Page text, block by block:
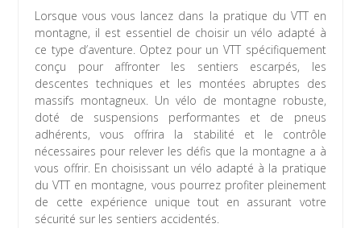
Lorsque vous vous lancez dans la pratique du VTT en
montagne, il est essentiel de choisir un vélo adapté à
ce type d’aventure. Optez pour un VTT spécifiquement
conçu pour affronter les sentiers escarpés, les
descentes techniques et les montées abruptes des
massifs montagneux. Un vélo de montagne robuste,
doté de suspensions performantes et de pneus
adhérents, vous offrira la stabilité et le contrôle
nécessaires pour relever les défis que la montagne a à
vous offrir. En choisissant un vélo adapté à la pratique
du VTT en montagne, vous pourrez profiter pleinement
de cette expérience unique tout en assurant votre
sécurité sur les sentiers accidentés.